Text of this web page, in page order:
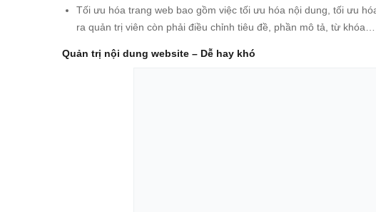
Tối ưu hóa trang web bao gồm việc tối ưu hóa nội dung, tối ưu
ra quản trị viên còn phải điều chỉnh tiêu đề, phần mô tả, từ
Quản trị nội dung website – Dễ hay khó